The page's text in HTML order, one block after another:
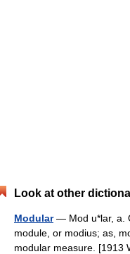
Look at other
Modular— Mod u*lar, a.
module, or modius; as,
modular measure.